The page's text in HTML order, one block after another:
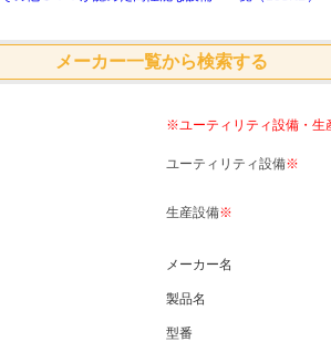
メーカー一覧から検索する
※ユーティリティ設備・生
ユーティリティ設備※
生産設備※
メーカー名
製品名
型番